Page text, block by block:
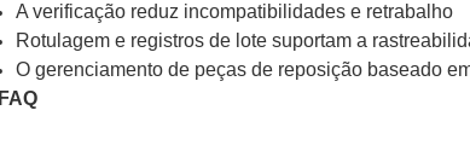
A verificação reduz incompatibilidades e retrabalho
Rotulagem e registros de lote suportam a
O gerenciamento de peças de reposição baseado
FAQ